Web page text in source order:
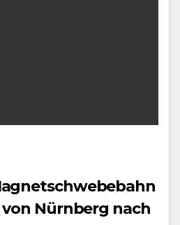
Nürnberg nach